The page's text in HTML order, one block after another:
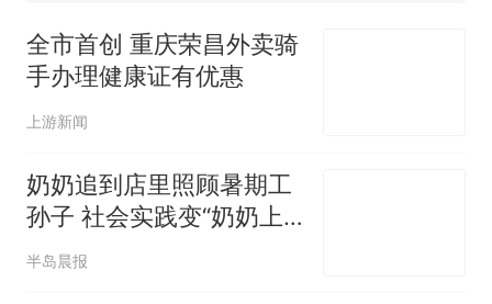
窝，原地守1天等它长大：挖了
140多朵
美国渔民钓获鲨鱼徒手将其拽
回大海 目击者直呼震惊 （视频
热
那个在床头放菜刀的女孩，
因老师一句“跟我回家”改写了
人生
全市首创 重庆荣昌外卖骑
手办理健康证有优惠
上游新闻
奶奶追到店里照顾暑期工
孙子 社会实践变“奶奶上
班”他一脸无奈
半岛晨报